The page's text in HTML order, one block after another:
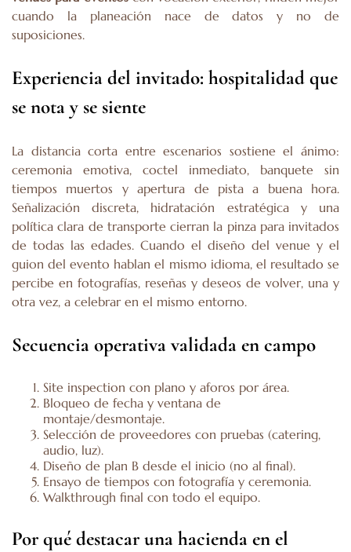
cuando la planeación nace de datos y no de
suposiciones.
Experiencia del invitado: hospitalidad que
se nota y se siente
La distancia corta entre escenarios sostiene el ánimo:
ceremonia emotiva, coctel inmediato, banquete sin
tiempos muertos y apertura de pista a buena hora.
Señalización discreta, hidratación estratégica y una
política clara de transporte cierran la pinza para invitados
de todas las edades. Cuando el diseño del venue y el
guion del evento hablan el mismo idioma, el resultado se
percibe en fotografías, reseñas y deseos de volver, una y
otra vez, a celebrar en el mismo entorno.
Secuencia operativa validada en campo
Site inspection con plano y aforos por área.
Bloqueo de fecha y ventana de
montaje/desmontaje.
Selección de proveedores con pruebas (catering,
audio, luz).
Diseño de plan B desde el inicio (no al final).
Ensayo de tiempos con fotografía y ceremonia.
Walkthrough final con todo el equipo.
Por qué destacar una hacienda en el